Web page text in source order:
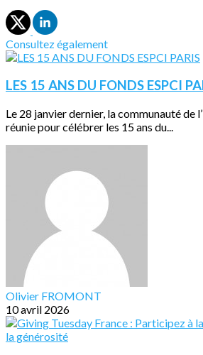
Consultez également
LES 15 ANS DU FONDS ESPCI
Le 28 janvier dernier, la communauté de
réunie pour célébrer les 15 ans du...
Olivier FROMONT
10 avril 2026